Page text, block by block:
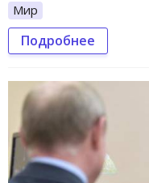
Мир
Подробнее